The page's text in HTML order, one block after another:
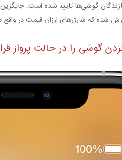
گوشی‌ها تایید شده است.
شده که شارژرهای ارزان قیمت در